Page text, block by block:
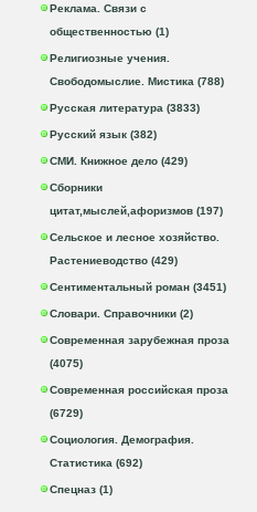
Реклама. Связи с
общественностью (1)
Религиозные учения.
Свободомыслие. Мистика (788)
Русская литература (3833)
Русский язык (382)
СМИ. Книжное дело (429)
Сборники
цитат,мыслей,афоризмов (197)
Сельское и лесное хозяйство.
Растениеводство (429)
Сентиментальный роман (3451)
Словари. Справочники (2)
Современная зарубежная проза
(4075)
Современная российская проза
(6729)
Социология. Демография.
Статистика (692)
Спецназ (1)